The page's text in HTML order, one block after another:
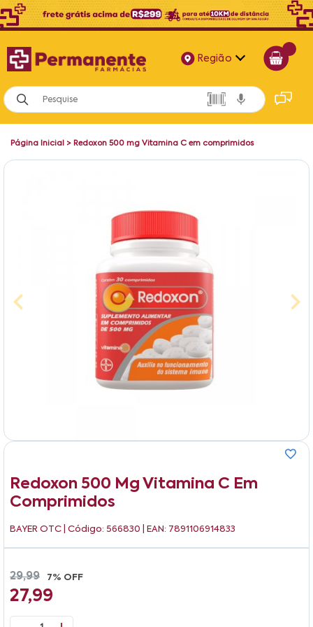
Região
Alagoas
Bahia
Página Inicial > Redoxon 500 mg Vitamina C em comprimidos
Redoxon 500 Mg Vitamina C Em
Comprimidos
BAYER OTC | Código: 566830 | EAN: 7891106914833
29,99 7% OFF
27,99